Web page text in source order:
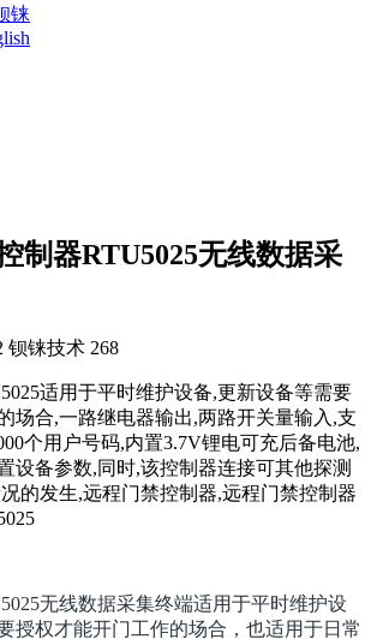
铼
制器RTU5025无线数据采
钡铼技术 268
适用于平时维护设备,更新设备等需要
场合,一路继电器输出,两路开关量输入,支
个用户号码,内置3.7V锂电可充后备电池,
设备参数,同时,该控制器连接可其他探测
的发生,远程门禁控制器,远程门禁控制器
无线数据采集终端适用于平时维护设
授权才能开门工作的场合，也适用于日常